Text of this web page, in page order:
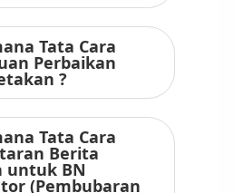
Tata Cara
Perbaikan
?
Tata Cara
Berita
untuk BN
(Pembubaran